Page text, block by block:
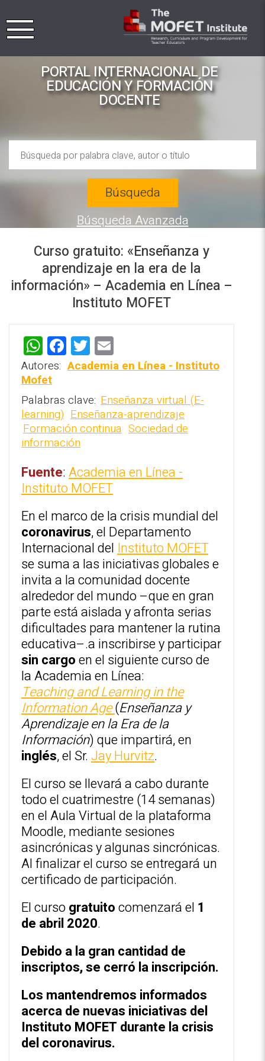
PORTAL INTERNACIONAL DE
EDUCACIÓN Y FORMACIÓN
DOCENTE
REPOSITORIO EN LÍNEA DE
CONTENIDOS ACADÉMICOS SOBRE
EDUCACIÓN Y FORMACIÓN DEL
PROFESORADO
Búsqueda
Búsqueda Avanzada
Curso gratuito: «Enseñanza y
aprendizaje en la era de la
información» – Academia en Línea –
Instituto MOFET
W
h
at
s
A
p
F
a
b
o
o
T
wi
er
m
l
Autores: Academia en Línea - Instituto
Mofet
Palabras clave: Enseñanza virtual (E-
learning) Enseñanza-aprendizaje
Formación continua Sociedad de
información
Fuente: Academia en Línea -
Instituto MOFET
En el marco de la crisis mundial del
coronavirus, el Departamento
Internacional del Instituto MOFET
se suma a las iniciativas globales e
invita a la comunidad docente
alrededor del mundo –que en gran
parte está aislada y afronta serias
dificultades para mantener la rutina
educativa–.a inscribirse y participar
sin cargoen el siguiente curso de
la Academia en Línea:
Teaching and Learning in the
Information Age(Enseñanza y
Aprendizaje en la Era de la
Información) que impartirá, en
inglés, el Sr. Jay Hurvitz.
El curso se llevará a cabo durante
todo el cuatrimestre (14 semanas)
en el Aula Virtual de la plataforma
Moodle, mediante sesiones
asincrónicas y algunas sincrónicas.
Al finalizar el curso se entregará un
certificado de participación.
El cursogratuitocomenzará el 1
de abril 2020.
Debido a la gran cantidad de
inscriptos, se cerró la inscripción.
Los mantendremos informados
acerca de nuevas iniciativas del
Instituto MOFET durante la crisis
del coronavirus.